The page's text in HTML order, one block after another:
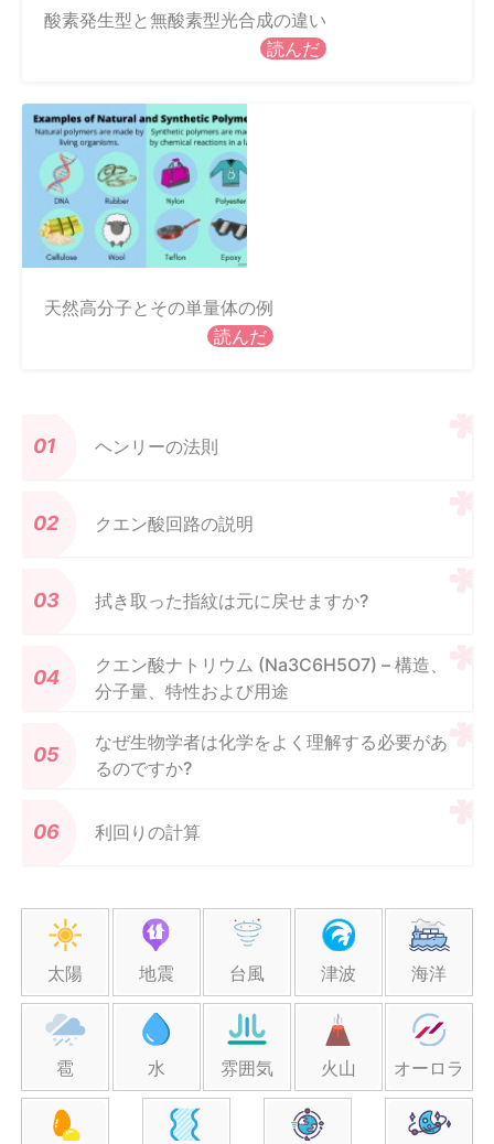
酸素発生型と無酸素型光合成の違い
読んだ
天然高分子とその単量体の例
読んだ
ヘンリーの法則
クエン酸回路の説明
拭き取った指紋は元に戻せますか?
クエン酸ナトリウム (Na3C6H5O7) – 構造、
分子量、特性および用途
なぜ生物学者は化学をよく理解する必要があ
るのですか?
利回りの計算
太陽 地震 台風 津波 海洋
雹 水 雰囲気 火山 オーロラ